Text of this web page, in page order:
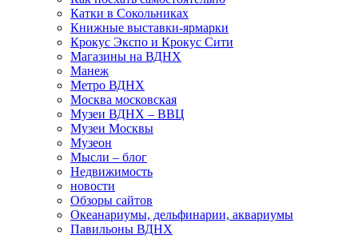
Катки в Сокольниках
Книжные выставки-ярмарки
Крокус Экспо и Крокус Сити
Магазины на ВДНХ
Манеж
Метро ВДНХ
Москва московская
Музеи ВДНХ – ВВЦ
Музеи Москвы
Музеон
Мысли – блог
Недвижимость
новости
Обзоры сайтов
Океанариумы, дельфинарии, аквариумы
Павильоны ВДНХ